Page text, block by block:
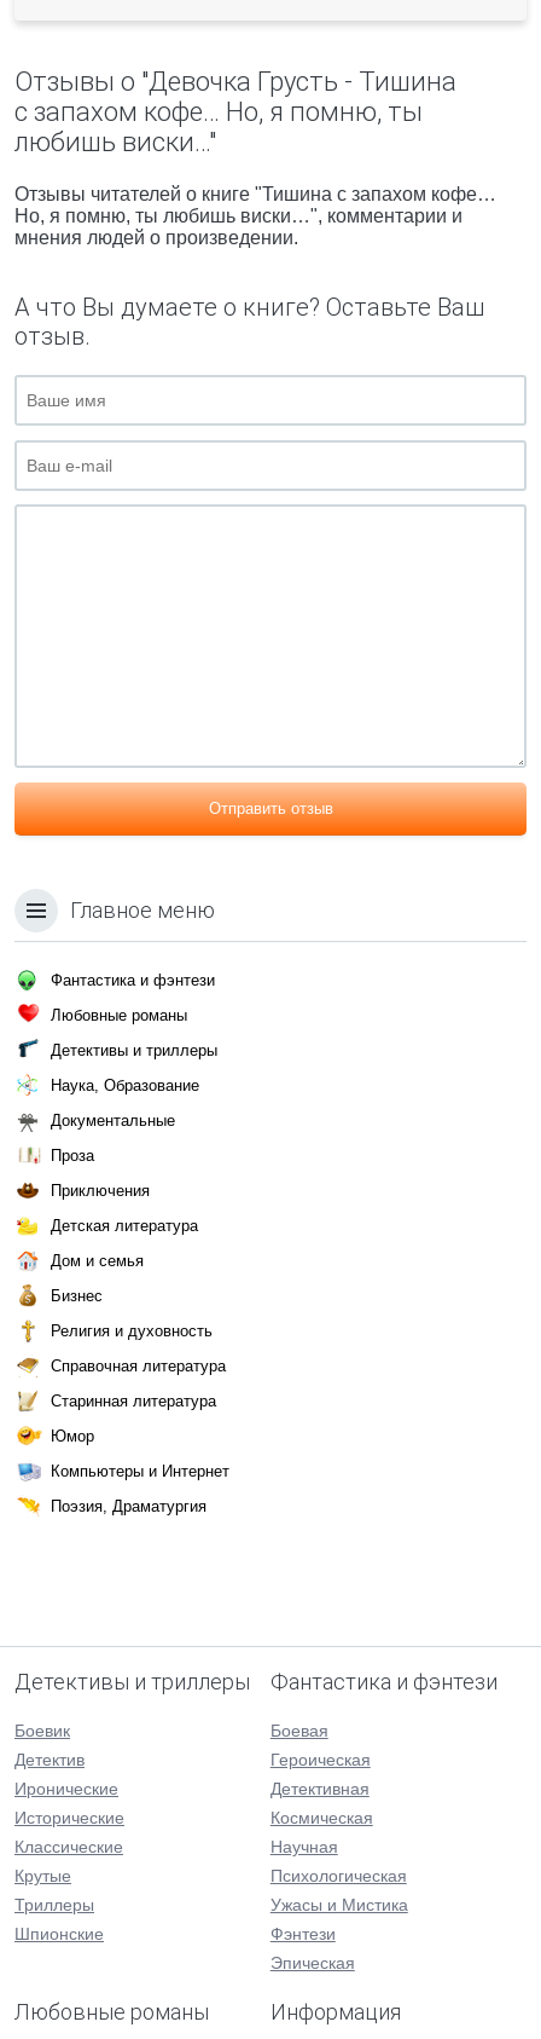
Отзывы о "Девочка Грусть - Тишина
с запахом кофе… Но, я помню, ты
любишь виски…"
Отзывы читателей о книге "Тишина с запахом кофе…
Но, я помню, ты любишь виски…", комментарии и
мнения людей о произведении.
А что Вы думаете о книге? Оставьте Ваш
отзыв.
Отправить отзыв
Главное меню
Фантастика и фэнтези
Любовные романы
Детективы и триллеры
Наука, Образование
Документальные
Проза
Приключения
Детская литература
Дом и семья
Бизнес
Религия и духовность
Справочная литература
Старинная литература
Юмор
Компьютеры и Интернет
Поэзия, Драматургия
Детективы и триллеры
Боевик
Детектив
Иронические
Исторические
Классические
Крутые
Триллеры
Шпионские
Фантастика и фэнтези
Боевая
Героическая
Детективная
Космическая
Научная
Психологическая
Ужасы и Мистика
Фэнтези
Эпическая
Любовные романы Информация